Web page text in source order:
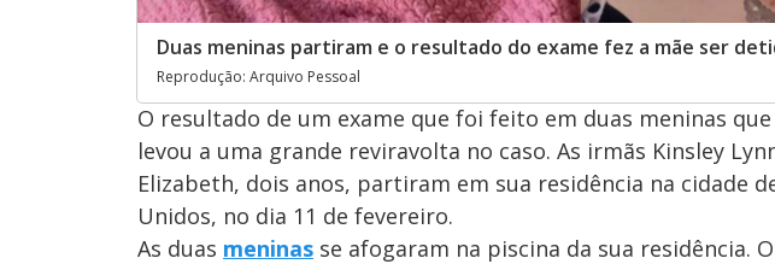
Duas meninas partiram e o resultado do exame fez a mãe ser
Reprodução: Arquivo Pessoal
O resultado de um exame que foi feito em duas meninas
levou a uma grande reviravolta no caso. As irmãs Kinsley
Elizabeth, dois anos, partiram em sua residência na cidade
Unidos, no dia 11 de fevereiro.
As duas meninas se afogaram na piscina da sua residência.